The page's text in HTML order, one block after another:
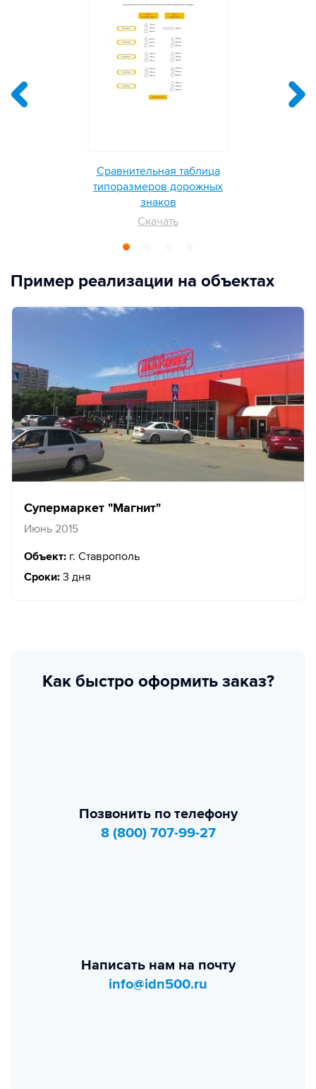
Сравнительная таблица
типоразмеров дорожных
знаков
Скачать
Пример реализации на объектах
Супермаркет "Магнит"
Июнь 2015
Объект: г. Ставрополь
Сроки: 3 дня
Как быстро оформить заказ?
Позвонить по телефону
8 (800) 707-99-27
Написать нам на почту
info@idn500.ru